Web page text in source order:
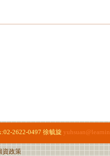
2622-0497 徐毓旋
資政策